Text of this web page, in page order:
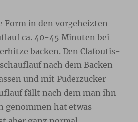
Form in den vorgeheizten
ca. 40-45 Minuten bei
backen. Den Clafoutis-
nach dem Backen
und mit Puderzucker
fällt nach dem man ihn
genommen hat etwas